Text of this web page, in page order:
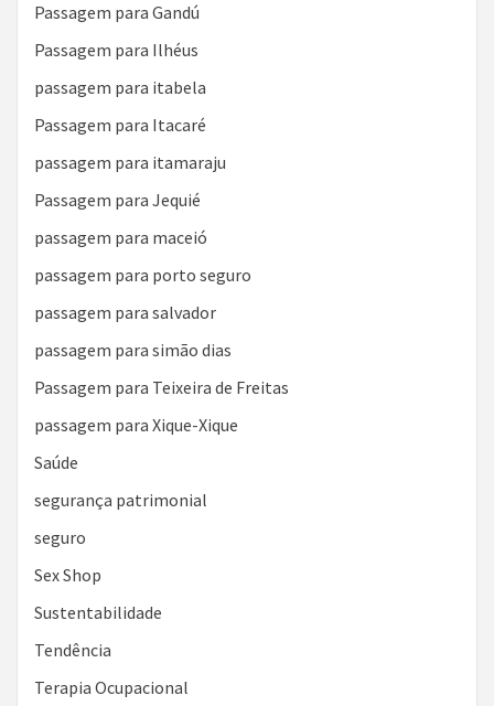
Passagem para Gandú
Passagem para Ilhéus
passagem para itabela
Passagem para Itacaré
passagem para itamaraju
Passagem para Jequié
passagem para maceió
passagem para porto seguro
passagem para salvador
passagem para simão dias
Passagem para Teixeira de Freitas
passagem para Xique-Xique
Saúde
segurança patrimonial
seguro
Sex Shop
Sustentabilidade
Tendência
Terapia Ocupacional